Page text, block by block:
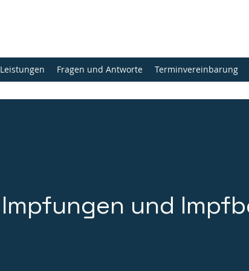
Leistungen Fragen und Antworte Terminvereinbarung
Impfungen und